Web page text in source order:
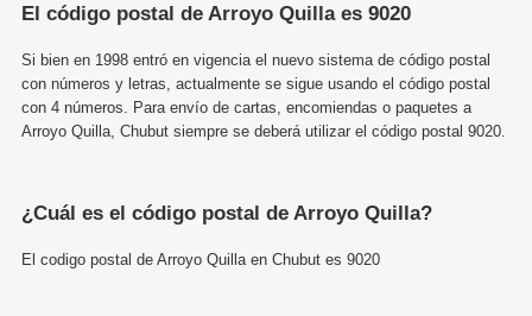
El código postal de Arroyo Quilla es 9020
Si bien en 1998 entró en vigencia el nuevo sistema de código postal
con números y letras, actualmente se sigue usando el código postal
con 4 números. Para envío de cartas, encomiendas o paquetes a
Arroyo Quilla, Chubut siempre se deberá utilizar el código postal 9020.
¿Cuál es el código postal de Arroyo Quilla?
El codigo postal de Arroyo Quilla en Chubut es 9020